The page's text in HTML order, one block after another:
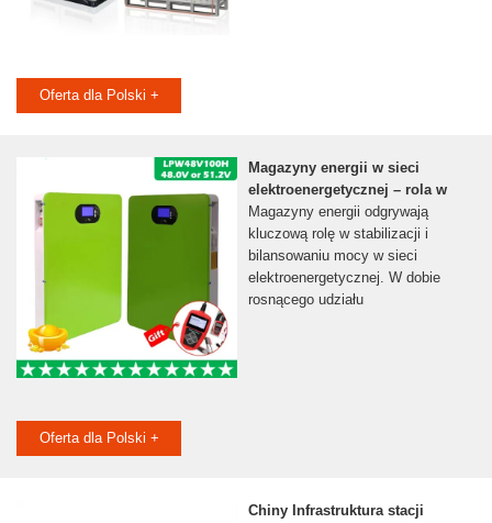
Oferta dla Polski +
Magazyny energii w sieci
elektroenergetycznej – rola w
Magazyny energii odgrywają
kluczową rolę w stabilizacji i
bilansowaniu mocy w sieci
elektroenergetycznej. W dobie
rosnącego udziału
Oferta dla Polski +
Chiny Infrastruktura stacji